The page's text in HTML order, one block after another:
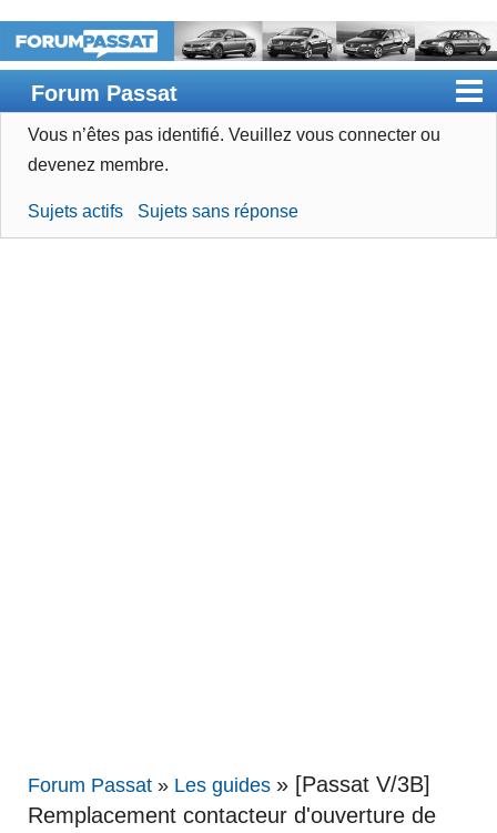
Forum Passat
Accueil
Devenir membre
Vous n’êtes pas identifié. Veuillez vous connecter ou
devenez membre.
Sujets actifs Sujets sans réponse
Forum Passat » Les guides » [Passat V/3B]
Remplacement contacteur d'ouverture de